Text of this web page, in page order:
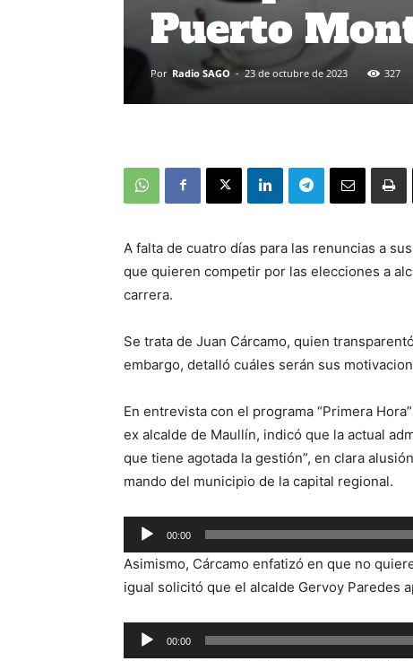
Puerto
Por Radio SAGO - 23 de octubre de 2023 327
A falta de cuatro días para las renuncias a
que quieren competir por las elecciones a
carrera.
Se trata de Juan Cárcamo, quien
embargo, detalló cuáles serán sus
En entrevista con el programa “Primera
ex alcalde de Maullín, indicó que la actual
que tiene agotada la gestión”, en clara
mando del municipio de la capital regional.
Reproductor
de
audio
00:00
Asimismo, Cárcamo enfatizó en que no
igual solicitó que el alcalde Gervoy Paredes
Reproductor
de
00:00